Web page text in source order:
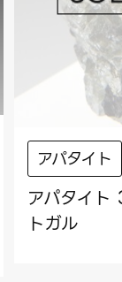
アパタイト
アパタイ
トガル